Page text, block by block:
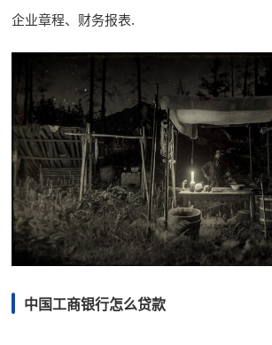
企业章程、财务报表.
中国工商银行怎么贷款